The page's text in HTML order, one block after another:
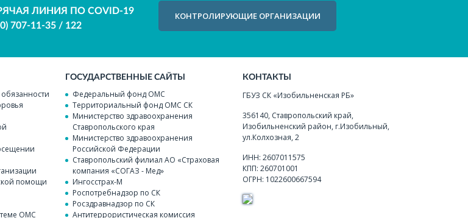
ЛИНИЯ ПО COVID-19
707-11-35 / 122
КОНТРОЛИРУЮЩИЕ ОРГАНИЗАЦИИ
помощи
ОМС
ГОСУДАРСТВЕННЫЕ САЙТЫ
Федеральный фонд ОМС
Территориальный фонд ОМС СК
Министерство здравоохранения
Ставропольского края
Министерство здравоохранения
Российской Федерации
Ставропольский филиал АО «Страховая
компания «СОГАЗ - Мед»
Ингосстрах-М
Роспотребнадзор по СК
Росздравнадзор по СК
Антитеррористическая комиссия
КОНТАКТЫ
ГБУЗ СК «Изобильненская РБ»
356140, Ставропольский край,
Изобильненский район, г.Изобильный,
ул.Колхозная, 2
ИНН: 2607011575
КПП: 260701001
ОГРН: 1022600667594